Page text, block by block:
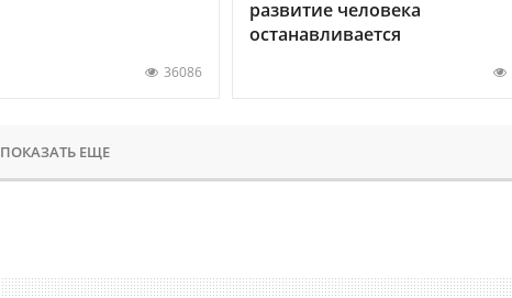
36086
развитие человека
останавливается
ПОКАЗАТЬ ЕЩЕ